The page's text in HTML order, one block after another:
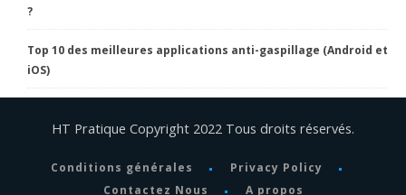
?
Top 10 des meilleures applications anti-gaspillage (Android et
iOS)
HT Pratique Copyright 2022 Tous droits réservés.
Conditions générales
Privacy Policy
Contactez Nous
A propos